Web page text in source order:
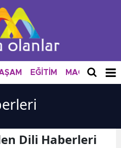
EĞİTİM MAGAZİN
Dili Haberleri